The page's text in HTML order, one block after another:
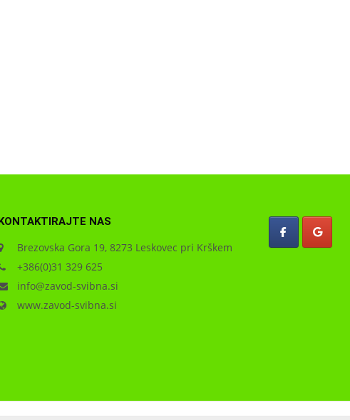
NAS
Brezovska Gora 19, 8273 Leskovec pri Krškem
+386(0)31 329 625
info@zavod-svibna.si
www.zavod-svibna.si